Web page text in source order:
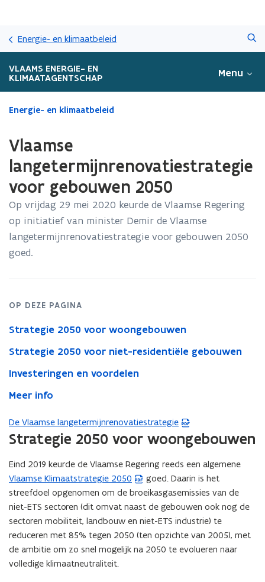
Energie- en klimaatbeleid
VLAAMS ENERGIE- EN
KLIMAATAGENTSCHAP
Menu
Gedaan
bevindt
zich
op:
Vlaamse
langetermijnrenovatiestrategie
voor
gebouwen
Energie- en klimaatbeleid
Vlaamse
langetermijnrenovatiestrategie
voor gebouwen 2050
Op vrijdag 29 mei 2020 keurde de Vlaamse Regering
op initiatief van minister Demir de Vlaamse
langetermijnrenovatiestrategie voor gebouwen 2050
goed.
OP DEZE PAGINA
Strategie 2050 voor woongebouwen
Strategie 2050 voor niet-residentiële gebouwen
Investeringen en voordelen
Meer info
De Vlaamse langetermijnrenovatiestrategie
(
P
F
b
e
s
t
a
n
d
Strategie 2050 voor woongebouwen
Eind 2019 keurde de Vlaamse Regering reeds een algemene
Vlaamse Klimaatstrategie 2050
(
P
D
F
b
e
s
goed. Daarin is het
streefdoel opgenomen om de broeikasgasemissies van de
niet-ETS sectoren (dit omvat naast de gebouwen ook nog de
sectoren mobiliteit, landbouw en niet-ETS industrie) te
reduceren met 85% tegen 2050 (ten opzichte van 2005), met
de ambitie om zo snel mogelijk na 2050 te evolueren naar
volledige klimaatneutraliteit.